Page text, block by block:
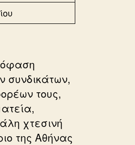
συνδικάτων,
τους,
χτεσινή
της Αθήνας